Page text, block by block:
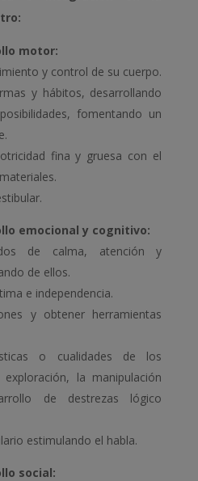
motor:
y control de su cuerpo.
y hábitos, desarrollando
fomentando un
fina y gruesa con el
emocional y cognitivo:
de calma, atención y
de ellos.
e independencia.
y obtener herramientas
o cualidades de los
la manipulación
de destrezas lógico
estimulando el habla.
social: